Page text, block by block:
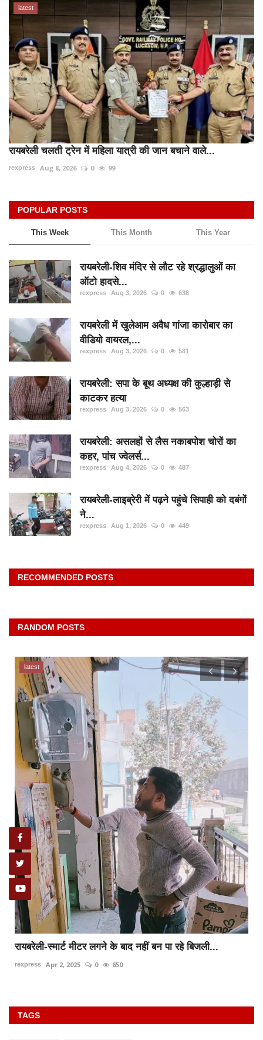
latest
रायबरेली चलती ट्रेन में महिला यात्री की जान बचाने वाले...
rexpress Aug 8, 2026 0 99
POPULAR POSTS
This Week This Month This Year
रायबरेली-शिव मंदिर से लौट रहे श्रद्धालुओं का
ऑटो हादसे...
rexpress Aug 3, 2026 0 638
रायबरेली में खुलेआम अवैध गांजा कारोबार का
वीडियो वायरल,...
rexpress Aug 3, 2026 0 581
रायबरेली: सपा के बूथ अध्यक्ष की कुल्हाड़ी से
काटकर हत्या
rexpress Aug 3, 2026 0 563
रायबरेली: असलहों से लैस नकाबपोश चोरों का
कहर, पांच ज्वेलर्स...
rexpress Aug 4, 2026 0 487
रायबरेली-लाइब्रेरी में पढ़ने पहुंचे सिपाही को दबंगों
ने...
rexpress Aug 1, 2026 0 449
RECOMMENDED POSTS
RANDOM POSTS
latest
रायबरेली-स्मार्ट मीटर लगने के बाद नहीं बन पा रहे बिजली...
rexpress Apr 2, 2025 0 650
TAGS